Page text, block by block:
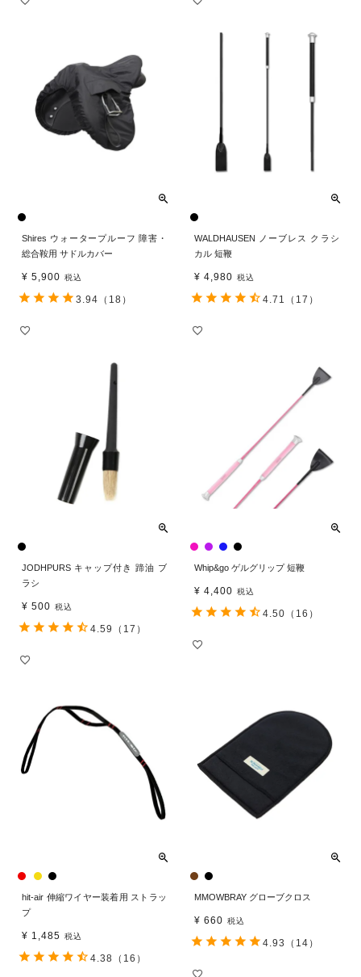
Shires ウォータープルーフ 障害・
総合鞍用 サドルカバー
¥ 5,900 税込
3.94 （18）
WALDHAUSEN ノーブレス クラシ
カル 短鞭
¥ 4,980 税込
4.71 （17）
JODHPURS キャップ付き 蹄油 ブ
ラシ
¥ 500 税込
4.59 （17）
Whip&go ゲルグリップ 短鞭
¥ 4,400 税込
4.50 （16）
hit-air 伸縮ワイヤー装着用 ストラッ
プ
¥ 1,485 税込
4.38 （16）
MMOWBRAY グローブクロス
¥ 660 税込
4.93 （14）